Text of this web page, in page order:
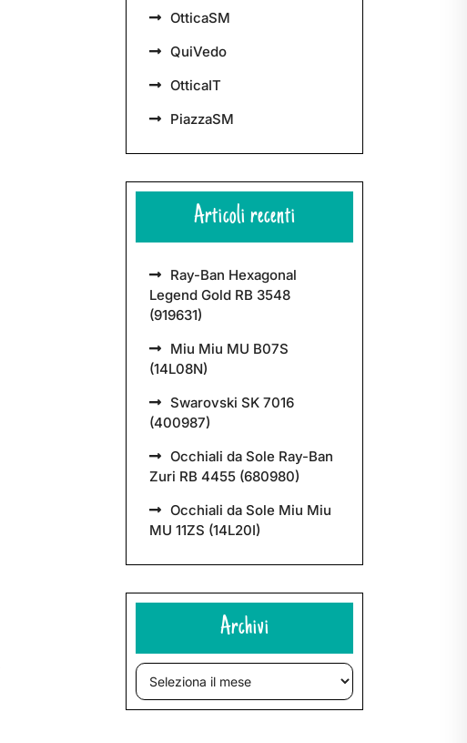
OtticaSM
QuiVedo
OtticaIT
PiazzaSM
Articoli recenti
Ray-Ban Hexagonal
Legend Gold RB 3548
(919631)
Miu Miu MU B07S
(14L08N)
Swarovski SK 7016
(400987)
Occhiali da Sole Ray-Ban
Zuri RB 4455 (680980)
Occhiali da Sole Miu Miu
MU 11ZS (14L20I)
Archivi
Archivi